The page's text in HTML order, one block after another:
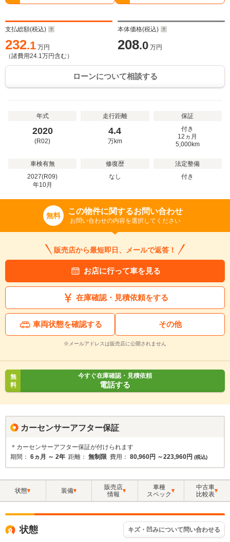
支払総額(税込)
232.1 万円
（諸費用24.1万円含む）
本体価格(税込)
208.0 万円
ローンについて相談する
年式
2020
(R02)
走行距離
4.4
万km
保証
付き
12ヵ月
5,000km
車検有無
2027(R09)
年10月
修復歴
なし
法定整備
付き
無料 この物件に関するお問い合わせ
お問い合わせの内容を選択してください
販売店から最短即日、メールで返答！
お店に行って車を見る
在庫確認・見積依頼をする
車両状態を確認する その他
※メールアドレスは販売店に公開されません
無
料
今すぐ在庫確認・見積依頼
電話する
カーセンサーアフター保証
＊カーセンサーアフター保証が付けられます
期間： 6ヵ月 ～ 2年 距離： 無制限 費用： 80,960円 ～223,960円 (税込)
状態 装備
販売店
情報
車種
スペック
中古車
比較表
状態 キズ・凹みについて問い合わせる